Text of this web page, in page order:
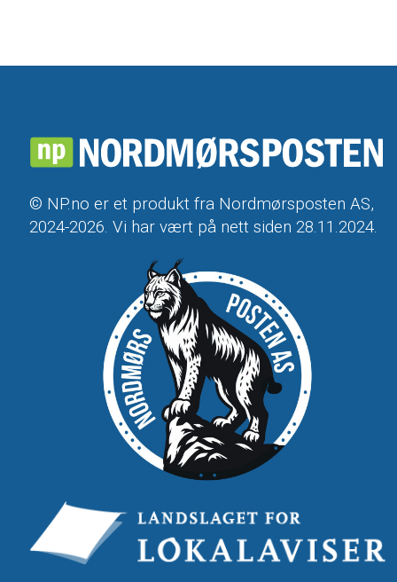
© NP.no er et produkt fra Nordmørsposten AS,
2024-2026. Vi har vært på nett siden 28.11.2024.